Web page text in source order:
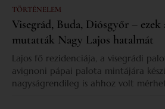
TÖRTÉNELEM
Visegrád, Buda, Diósgyőr – ezek
mutatták Nagy Lajos hatalmát
Lajos fő rezidenciája, a visegrádi
avignoni pápai palota mintájára
nagyságrendileg is ahhoz volt